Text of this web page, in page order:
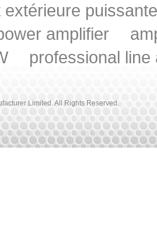
extérieure
amplifier
professional
Limited. All Rights Reserved.